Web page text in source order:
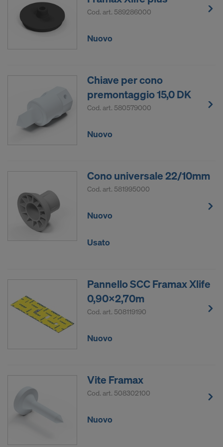
Cod. art. 589286000
Nuovo
Chiave per cono
premontaggio 15,0 DK
Cod. art. 580579000
Nuovo
Cono universale 22/10mm
Cod. art. 581995000
Nuovo
Usato
Pannello SCC Framax Xlife
0,90x2,70m
Cod. art. 508119190
Nuovo
Vite Framax
Cod. art. 508302100
Nuovo
Necessitiamo del consenso esplicito dell’utente per
potere continuare a trasmettere i suoi dati
impostazioni dei cookie sul sito.
SI INTENDE FORNIRE IL CONSENSO
ALL’USO DEI COOKIE E ALLA
TRASMISSIONE DEI PROPRI DATI
PERSONALI NEGLI STATI UNITI?